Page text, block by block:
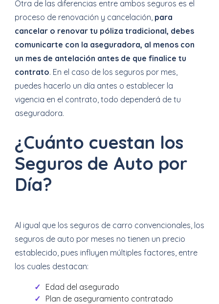
Otra de las diferencias entre ambos seguros es el
proceso de renovación y cancelación, para
cancelar o renovar tu póliza tradicional, debes
comunicarte con la aseguradora, al menos con
un mes de antelación antes de que finalice tu
contrato. En el caso de los seguros por mes,
puedes hacerlo un día antes o establecer la
vigencia en el contrato, todo dependerá de tu
aseguradora.
¿Cuánto cuestan los
Seguros de Auto por
Día?
Al igual que los seguros de carro convencionales, los
seguros de auto por meses no tienen un precio
establecido, pues influyen múltiples factores, entre
los cuales destacan:
Edad del asegurado
Plan de aseguramiento contratado